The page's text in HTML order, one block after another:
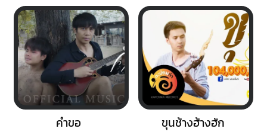
คำขอ ขุนช้างฮ้างฮัก